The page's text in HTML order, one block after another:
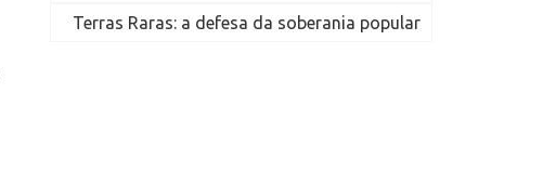
Terras Raras: a defesa da soberania popular